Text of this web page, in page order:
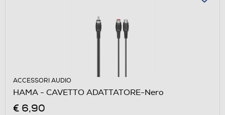
ACCESSORI AUDIO
HAMA - CAVETTO ADATTATORE-Nero
€ 6,90